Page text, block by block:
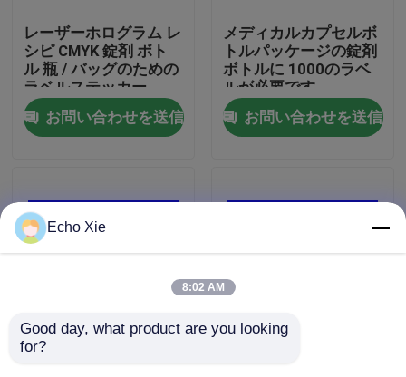
工場旅行
品質管理
私達に連絡しなさい
10mL ガラスびんのラベル
レーザーホログラム レ
シピ CMYK 錠剤 ボト
ル 瓶 / バッグのための
ラベルステッカー
お問い合わせを送信
メディカルカプセルボ
トルパッケージの錠剤
ボトルに 1000のラベ
ルが必要です
お問い合わせを送信
カスタム製薬カプセル
Echo Xie
8:02 AM
Good day, what product are you looking
for?